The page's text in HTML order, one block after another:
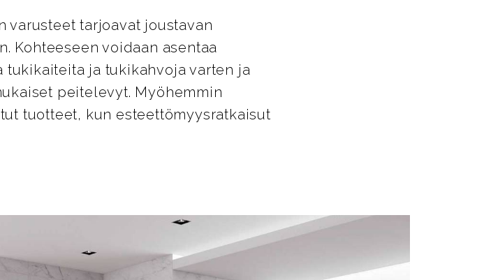
tarjoavat joustavan
Kohteeseen voidaan asentaa
ja tukikahvoja varten ja
peitelevyt. Myöhemmin
tuotteet, kun esteettömyysratkaisut